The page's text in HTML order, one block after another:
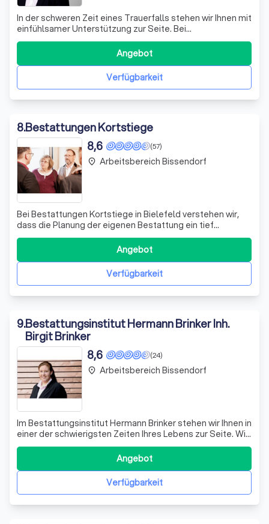
In der schweren Zeit eines Trauerfalls stehen wir Ihnen mit
einfühlsamer Unterstützung zur Seite. Bei
Bestattungshaus Baumgarte & Peistrup verstehen wir, wie
herausfordernd diese Phase sein kann. Wir begleiten Sie
mit Herz und Empathie durch alle notwendigen Schritte,
damit Sie den Raum und die Zeit
Verfügbarkeit
Angebot
8.Bestattungen Kortstiege
(57)
8,6
Bei Bestattungen Kortstiege in Bielefeld verstehen wir,
dass die Planung der eigenen Bestattung ein tief
persönlicher Prozess ist. Wir bieten Ihnen die Möglichkeit,
diesen letzten Weg nach Ihren individuellen Wünschen
und Vorstellungen zu gestalten. Unser Ziel ist es, Sie und
Ihre Angehörigen in dieVerfügbarkeit
Angebot
place Arbeitsbereich Bissendorf
9.Bestattungsinstitut Hermann Brinker Inh.
Birgit Brinker
(24)
8,6
Im Bestattungsinstitut Hermann Brinker stehen wir Ihnen in
einer der schwierigsten Zeiten Ihres Lebens zur Seite. Wir
verstehen, dass der Verlust eines geliebten Menschen
eine immense emotionale Belastung mit sich bringt.
Daher setzen wir alles daran, Ihnen den Abschied so
würdevoll und einfühlsam wVerfügbarkeit
Angebot
place Arbeitsbereich Bissendorf